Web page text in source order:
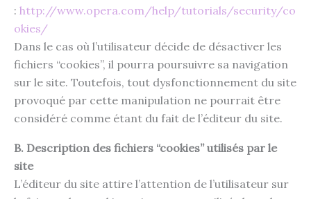
: http://www.opera.com/help/tutorials/security/co
okies/
Dans le cas où l’utilisateur décide de désactiver les
fichiers “cookies”, il pourra poursuivre sa navigation
sur le site. Toutefois, tout dysfonctionnement du site
provoqué par cette manipulation ne pourrait être
considéré comme étant du fait de l’éditeur du site.
B. Description des fichiers “cookies” utilisés par le
site
L’éditeur du site attire l’attention de l’utilisateur sur